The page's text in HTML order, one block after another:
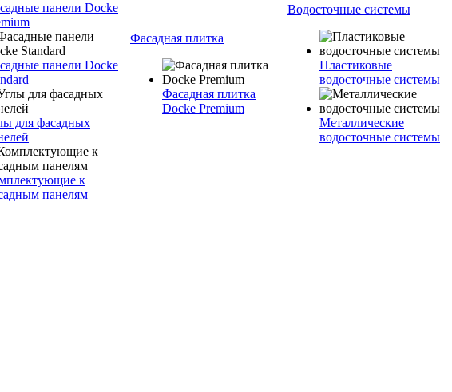
панели Docke
панели Docke
для фасадных
к
панелям
Фасадная плитка
Фасадная плитка
Docke Premium
Водосточные системы
Пластиковые
водосточные системы
Металлические
водосточные системы